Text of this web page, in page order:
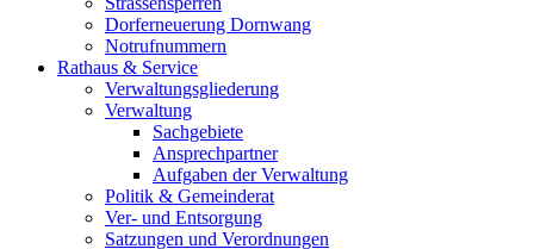
Dorferneuerung Dornwang
Notrufnummern
Rathaus & Service
Verwaltungsgliederung
Verwaltung
Sachgebiete
Ansprechpartner
Aufgaben der Verwaltung
Politik & Gemeinderat
Ver- und Entsorgung
Satzungen und Verordnungen